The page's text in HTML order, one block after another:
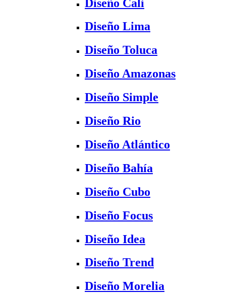
Diseño Cali
Diseño Lima
Diseño Toluca
Diseño Amazonas
Diseño Simple
Diseño Rio
Diseño Atlántico
Diseño Bahía
Diseño Cubo
Diseño Focus
Diseño Idea
Diseño Trend
Diseño Morelia